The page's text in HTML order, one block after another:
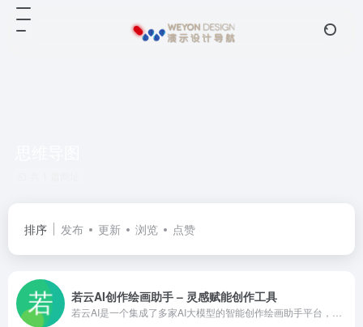
排序 发布 更新 浏览 点赞
若云AI创作绘画助手 – 灵感赋能创作工具